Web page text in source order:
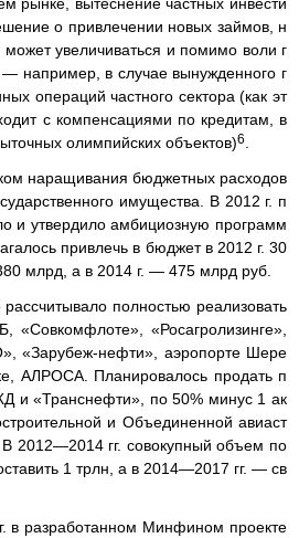
о привлечении новых займов, н
может увеличиваться и помимо воли г
— например, в случае вынужденного г
операций частного сектора (как эт
с компенсациями по кредитам, в
олимпийских объектов)6
наращивания бюджетных расходов
имущества. В 2012 г. п
и утвердило амбициозную программ
привлечь в бюджет в 2012 г. 30
млрд, а в 2014 г. — 475 млрд руб.
рассчитывало полностью реализовать
«Совкомфлоте», «Росагролизинге»,
«Зарубеж-нефти», аэропорте Шере
АЛРОСА. Планировалось продать п
и «Транснефти», по 50% минус 1 ак
и Объединенной авиаст
2012—2014 гг. совокупный объем по
1 трлн, а в 2014—2017 гг. — св
в разработанном Минфином проекте